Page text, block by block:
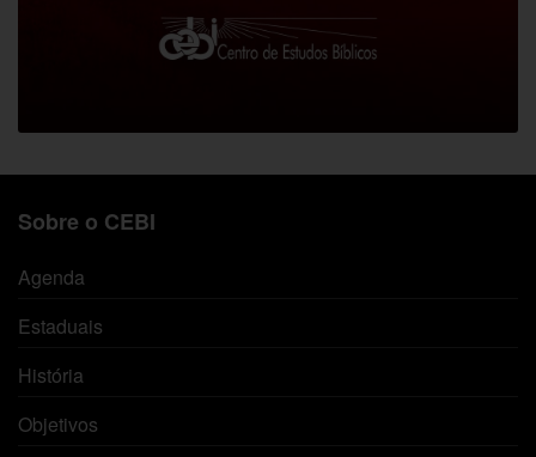
Sobre o CEBI
Agenda
Estaduais
História
Objetivos